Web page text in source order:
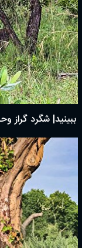
ببینید| شگرد گراز